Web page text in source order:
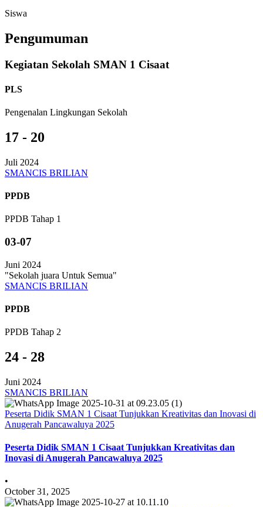
Siswa
Pengumuman
Kegiatan Sekolah SMAN 1 Cisaat
PLS
Pengenalan Lingkungan Sekolah
17 - 20
Juli 2024
SMANCIS BRILIAN
PPDB
PPDB Tahap 1
03-07
Juni 2024
"Sekolah juara Untuk Semua"
SMANCIS BRILIAN
PPDB
PPDB Tahap 2
24 - 28
Juni 2024
SMANCIS BRILIAN
Peserta Didik SMAN 1 Cisaat Tunjukkan Kreativitas dan Inovasi di
Anugerah Pancawaluya 2025
Peserta Didik SMAN 1 Cisaat Tunjukkan Kreativitas dan
Inovasi di Anugerah Pancawaluya 2025
•
October 31, 2025